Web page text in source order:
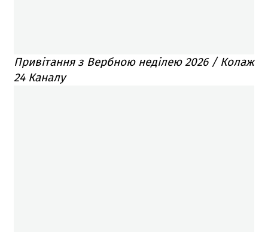
Привітання з Вербною неділею 2026 / Колаж
24 Каналу